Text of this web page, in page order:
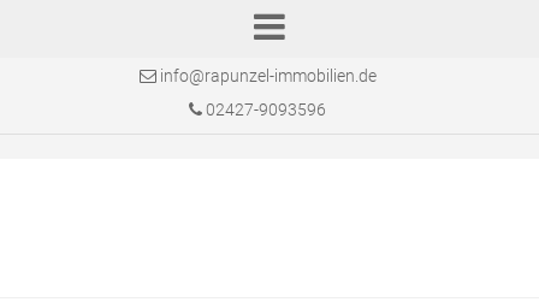
info@rapunzel-immobilien.de
02427-9093596